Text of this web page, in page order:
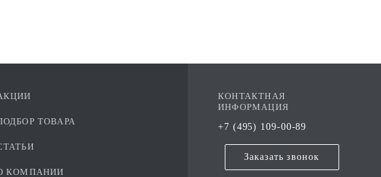
КОНТАКТНАЯ
ИНФОРМАЦИЯ
+7 (495) 109-00-89
Заказать звонок
ТОВАРА
КОМПАНИИ